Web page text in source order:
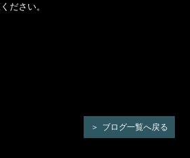
ださい。
ブログ一覧へ戻る